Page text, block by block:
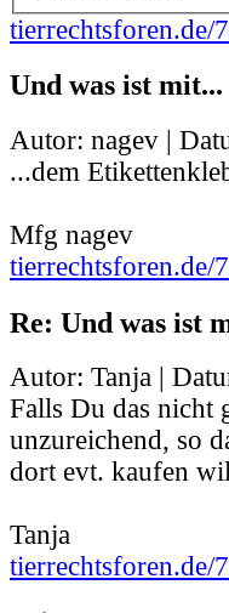
tierrechtsforen.de/
Und was ist mit...
Autor: nagev |
...dem
Mfg nagev
tierrechtsforen.de/
Re: Und was ist
Autor: Tanja |
Falls Du das nicht
unzureichend, so
dort evt. kaufen
Tanja
tierrechtsforen.de/